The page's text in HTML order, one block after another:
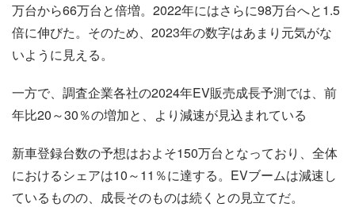
万台から66万台と倍増。2022年にはさらに98万台へと1.5
倍に伸びた。そのため、2023年の数字はあまり元気がな
いように見える。
一方で、調査企業各社の2024年EV販売成長予測では、前
年比20～30％の増加と、より減速が見込まれている
新車登録台数の予想はおよそ150万台となっており、全体
におけるシェアは10～11％に達する。EVブームは減速し
ているものの、成長そのものは続くとの見立てだ。